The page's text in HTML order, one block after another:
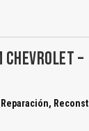
CHEVROLET –